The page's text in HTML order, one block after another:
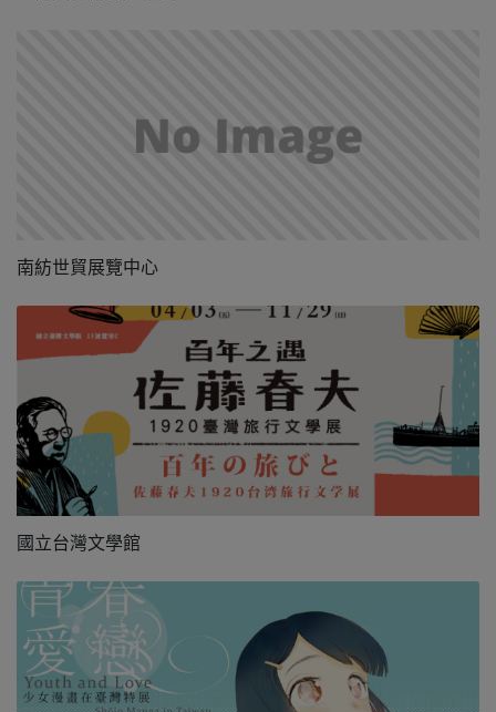
南紡世貿展覽中心
國立台灣文學館